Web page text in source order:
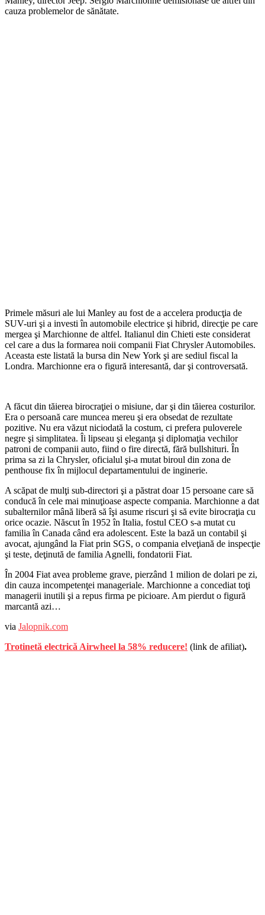
cauza problemelor de sănătate.
Primele măsuri ale lui Manley au fost de a accelera producţia de
SUV-uri şi a investi în automobile electrice şi hibrid, direcţie pe care
mergea şi Marchionne de altfel. Italianul din Chieti este considerat
cel care a dus la formarea noii companii Fiat Chrysler Automobiles.
Aceasta este listată la bursa din New York şi are sediul fiscal la
Londra. Marchionne era o figură interesantă, dar şi controversată.
A făcut din tăierea birocraţiei o misiune, dar şi din tăierea costurilor.
Era o persoană care muncea mereu şi era obsedat de rezultate
pozitive. Nu era văzut niciodată la costum, ci prefera puloverele
negre şi simplitatea. Îi lipseau şi eleganţa şi diplomaţia vechilor
patroni de companii auto, fiind o fire directă, fără bullshituri. În
prima sa zi la Chrysler, oficialul şi-a mutat biroul din zona de
penthouse fix în mijlocul departamentului de inginerie.
A scăpat de mulţi sub-directori şi a păstrat doar 15 persoane care să
conducă în cele mai minuţioase aspecte compania. Marchionne a dat
subalternilor mână liberă să îşi asume riscuri şi să evite birocraţia cu
orice ocazie. Născut în 1952 în Italia, fostul CEO s-a mutat cu
familia în Canada când era adolescent. Este la bază un contabil şi
avocat, ajungând la Fiat prin SGS, o compania elveţiană de inspecţie
şi teste, deţinută de familia Agnelli, fondatorii Fiat.
În 2004 Fiat avea probleme grave, pierzând 1 milion de dolari pe zi,
din cauza incompetenţei manageriale. Marchionne a concediat toţi
managerii inutili şi a repus firma pe picioare. Am pierdut o figură
marcantă azi…
via Jalopnik.com
Trotinetă electrică Airwheel la 58% reducere! (link de afiliat).